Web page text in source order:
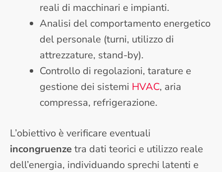
reali di macchinari e impianti.
Analisi del comportamento energetico
del personale (turni, utilizzo di
attrezzature, stand-by).
Controllo di regolazioni, tarature e
gestione dei sistemi HVAC, aria
compressa, refrigerazione.
L’obiettivo è verificare eventuali
incongruenze tra dati teorici e utilizzo reale
dell’energia, individuando sprechi latenti e